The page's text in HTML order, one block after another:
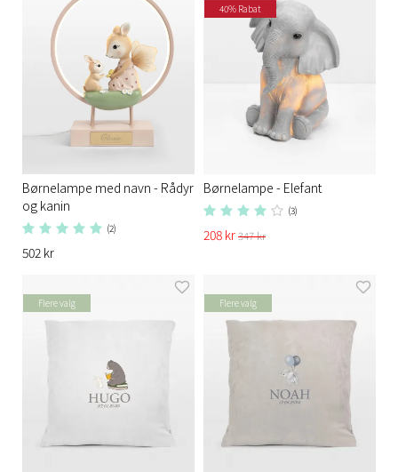
Børnelampe med navn - Rådyr
og kanin
(2)
502 kr
40% Rabat
Børnelampe - Elefant
(3)
208 kr347 kr
Flere valg Flere valg